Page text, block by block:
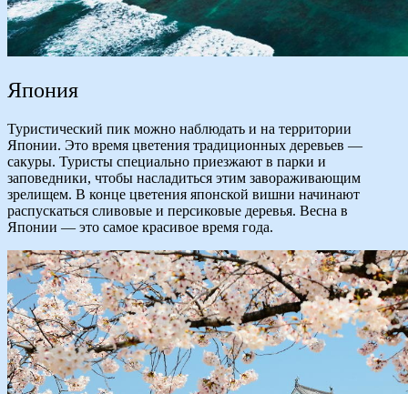
Япония
Туристический пик можно наблюдать и на территории
Японии. Это время цветения традиционных деревьев —
сакуры. Туристы специально приезжают в парки и
заповедники, чтобы насладиться этим завораживающим
зрелищем. В конце цветения японской вишни начинают
распускаться сливовые и персиковые деревья. Весна в
Японии — это самое красивое время года.